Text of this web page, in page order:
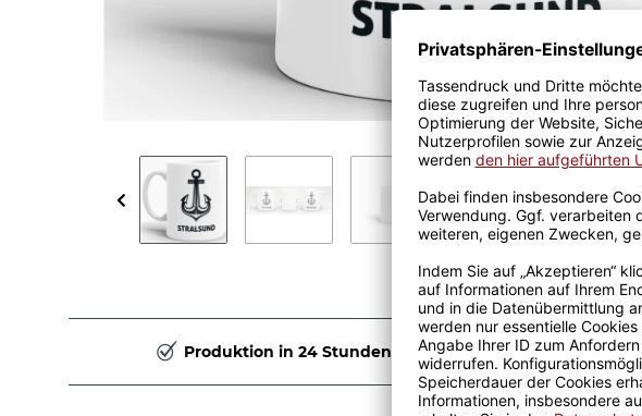
Produktion in 24 Stunden Sicherer Kauf